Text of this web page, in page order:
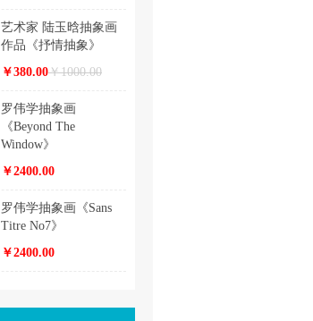
艺术家 陆玉晗抽象画
作品《抒情抽象》
￥380.00￥1000.00
罗伟学抽象画
《Beyond The
Window》
￥2400.00
罗伟学抽象画《Sans
Titre No7》
￥2400.00